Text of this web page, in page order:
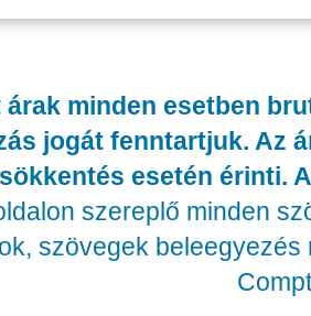
minden esetben
jogát fenntartjuk. Az
esetén érinti.
szereplő minden
szövegek